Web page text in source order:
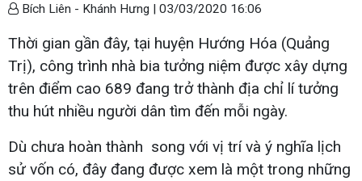
Bích Liên - Khánh Hưng | 03/03/2020 16:06
Thời gian gần đây, tại huyện Hướng Hóa (Quảng
Trị), công trình nhà bia tưởng niệm được xây dựng
trên điểm cao 689 đang trở thành địa chỉ lí tưởng
thu hút nhiều người dân tìm đến mỗi ngày.
Dù chưa hoàn thành song với vị trí và ý nghĩa lịch
sử vốn có, đây đang được xem là một trong những